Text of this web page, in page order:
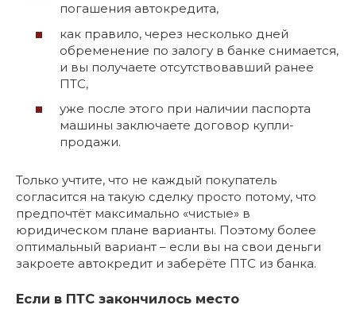
погашения автокредита,
как правило, через несколько дней
обременение по залогу в банке снимается,
и вы получаете отсутствовавший ранее
ПТС,
уже после этого при наличии паспорта
машины заключаете договор купли-
продажи.
Только учтите, что не каждый покупатель
согласится на такую сделку просто потому, что
предпочтёт максимально «чистые» в
юридическом плане варианты. Поэтому более
оптимальный вариант – если вы на свои деньги
закроете автокредит и заберёте ПТС из банка.
Если в ПТС закончилось место